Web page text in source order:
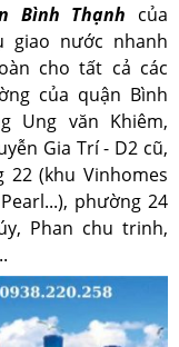
Bình Thạnh của
giao nước nhanh
cho tất cả các
của quận Bình
Ung văn Khiêm,
Gia Trí - D2 cũ,
22 (khu Vinhomes
phường 24
Phan chu trinh,